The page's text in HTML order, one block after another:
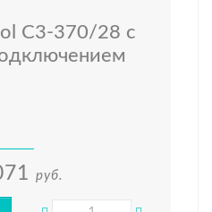
C3-370/28 с
руб.